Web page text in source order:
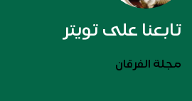
تابعنا على تويتر
مجلة الفرقان